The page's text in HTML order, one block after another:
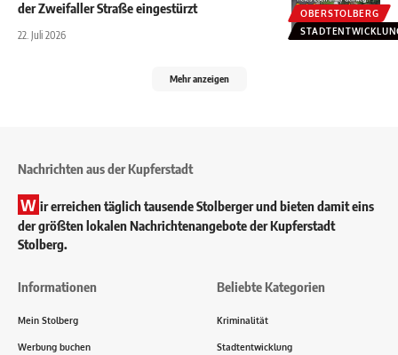
OBERSTOLBERG
der Zweifaller Straße eingestürzt
22. Juli 2026
Mehr anzeigen
Nachrichten aus der Kupferstadt
W ir erreichen täglich tausende Stolberger und bieten damit eins
der größten lokalen Nachrichtenangebote der Kupferstadt
Stolberg.
Informationen
Mein Stolberg
Werbung buchen
Beliebte Kategorien
Kriminalität
Stadtentwicklung